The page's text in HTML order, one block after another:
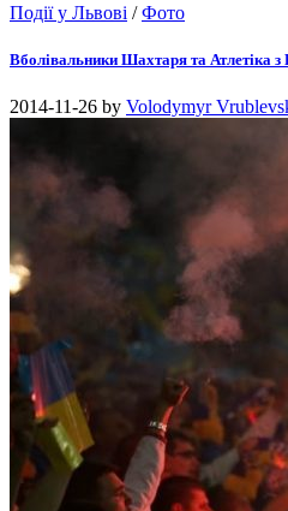
Події у Львові /Фото
Вболівальники Шахтаря та Атлетіка з
2014-11-26 by Volodymyr